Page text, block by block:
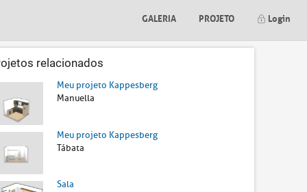
GALERIA PROJETO Login
relacionados
Meu projeto Kappesberg
Manuella
Meu projeto Kappesberg
Tábata
Sala